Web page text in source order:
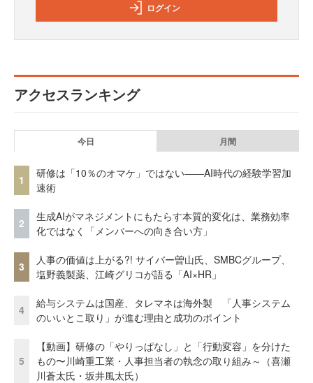
ログイン
アクセスランキング
今日 月間
1
研修は「10％のオマケ」ではない——AI時代の経験学習加
速術
2
生成AIがマネジメントにもたらす本質的変化は、業務効率
化ではなく「メンバーへの向き合い方」
3
人事の価値は上がる?! サイバー曽山氏、SMBCグループ、
塩野義製薬、江崎グリコが語る「AI×HR」
4
給与システムは国産、タレマネは海外製 「人事システム
のいいとこ取り」が進む理由と成功のポイント
5
【動画】研修の「やりっぱなし」と「行動変容」を分けた
もの〜川崎重工業・人事担当者の執念の取り組み～（喜瀬
川蒼太氏・坂井風太氏）